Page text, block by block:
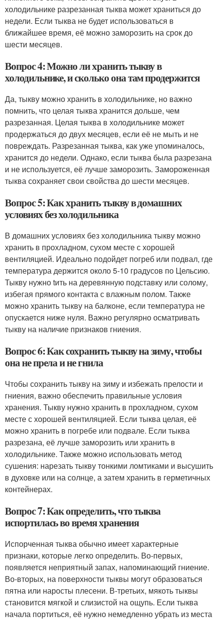
холодильнике разрезанная тыква может храниться до
недели. Если тыква не будет использоваться в
ближайшее время, её можно заморозить на срок до
шести месяцев.
Вопрос 4: Можно ли хранить тыкву в
холодильнике, и сколько она там продержится
Да, тыкву можно хранить в холодильнике, но важно
помнить, что целая тыква хранится дольше, чем
разрезанная. Целая тыква в холодильнике может
продержаться до двух месяцев, если её не мыть и не
повреждать. Разрезанная тыква, как уже упоминалось,
хранится до недели. Однако, если тыква была разрезана
и не используется, её лучше заморозить. Замороженная
тыква сохраняет свои свойства до шести месяцев.
Вопрос 5: Как хранить тыкву в домашних
условиях без холодильника
В домашних условиях без холодильника тыкву можно
хранить в прохладном, сухом месте с хорошей
вентиляцией. Идеально подойдет погреб или подвал, где
температура держится около 5-10 градусов по Цельсию.
Тыкву нужно tить на деревянную подставку или солому,
избегая прямого контакта с влажным полом. Также
можно хранить тыкву на балконе, если температура не
опускается ниже нуля. Важно регулярно осматривать
тыкву на наличие признаков гниения.
Вопрос 6: Как сохранить тыкву на зиму, чтобы
она не прела и не гнила
Чтобы сохранить тыкву на зиму и избежать прелости и
гниения, важно обеспечить правильные условия
хранения. Тыкву нужно хранить в прохладном, сухом
месте с хорошей вентиляцией. Если тыква целая, её
можно хранить в погребе или подвале. Если тыква
разрезана, её лучше заморозить или хранить в
холодильнике. Также можно использовать метод
сушения: нарезать тыкву тонкими ломтиками и высушить
в духовке или на солнце, а затем хранить в герметичных
контейнерах.
Вопрос 7: Как определить, что тыква
испортилась во время хранения
Испорченная тыква обычно имеет характерные
признаки, которые легко определить. Во-первых,
появляется неприятный запах, напоминающий гниение.
Во-вторых, на поверхности тыквы могут образоваться
пятна или наросты плесени. В-третьих, мякоть тыквы
становится мягкой и слизистой на ощупь. Если тыква
начала портиться, её нужно немедленно убрать из места